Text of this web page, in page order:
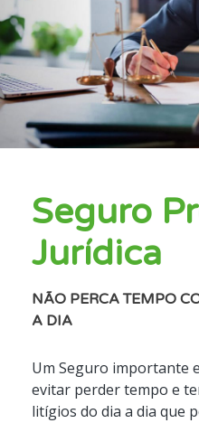
Seguro
Jurídica
NÃO PERCA TEMPO
A DIA
Um Seguro importante
evitar perder tempo e
litígios do dia a dia que